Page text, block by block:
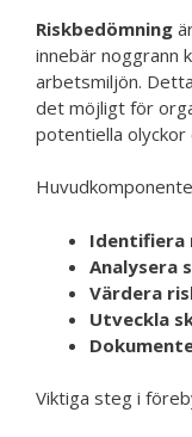
Riskbedömning
innebär noggrann
arbetsmiljön.
det möjligt för
potentiella olyckor
Identifiera
Analysera
Värdera
Utveckla
Viktiga steg i